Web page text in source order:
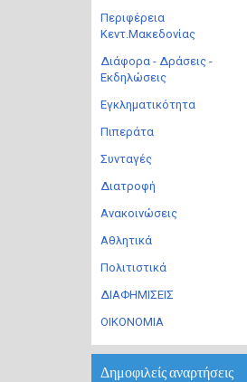
Περιφέρεια
Κεντ.Μακεδονίας
Διάφορα - Δράσεις -
Εκδηλώσεις
Εγκληματικότητα
Πιπεράτα
Συνταγές
Διατροφή
Ανακοινώσεις
Αθλητικά
Πολιτιστικά
ΔΙΑΦΗΜΙΣΕΙΣ
ΟΙΚΟΝΟΜΙΑ
Δημοφιλείς αναρτήσεις